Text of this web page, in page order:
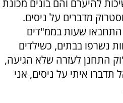
להיערם והם בונים מכונת
מדברים על ניסים.
שעות בממ"דים
נשרפו בבתים, כשילדים
התחנן לעזרה שלא הגיעה,
תדברו איתי על ניסים, אני